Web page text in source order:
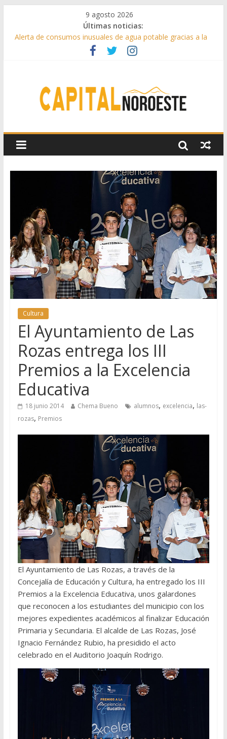
9 agosto 2026
Últimas noticias:
Alerta de consumos inusuales de agua potable gracias a la
telelectura de Canal de Isabel II
Francisco Garcinuño rescata la historia taurina de Casavieja
patronales de Pozuelo
El Festival Escenas de Verano llega al ecuador de su VII
beneficios fiscales en 2025
Cultura
El Ayuntamiento de Las
Rozas entrega los III
Premios a la Excelencia
Educativa
18 junio 2014 Chema Bueno alumnos, excelencia, las-
rozas, Premios
El Ayuntamiento de Las Rozas, a través de la
Concejalía de Educación y Cultura, ha entregado los III
Premios a la Excelencia Educativa, unos galardones
que reconocen a los estudiantes del municipio con los
mejores expedientes académicos al finalizar Educación
Primaria y Secundaria. El alcalde de Las Rozas, José
Ignacio Fernández Rubio, ha presidido el acto
celebrado en el Auditorio Joaquín Rodrigo.